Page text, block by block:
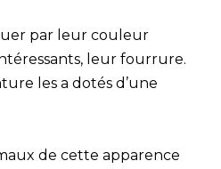
par leur couleur
leur fourrure.
les a dotés d’une
de cette apparence